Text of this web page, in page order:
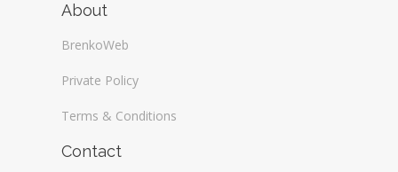
About
BrenkoWeb
Private Policy
Terms & Conditions
Contact